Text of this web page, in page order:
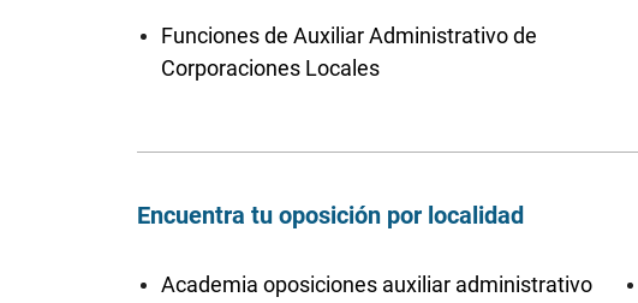
Funciones de Auxiliar Administrativo de
Corporaciones Locales
Encuentra tu oposición por localidad
Academia oposiciones auxiliar administrativo